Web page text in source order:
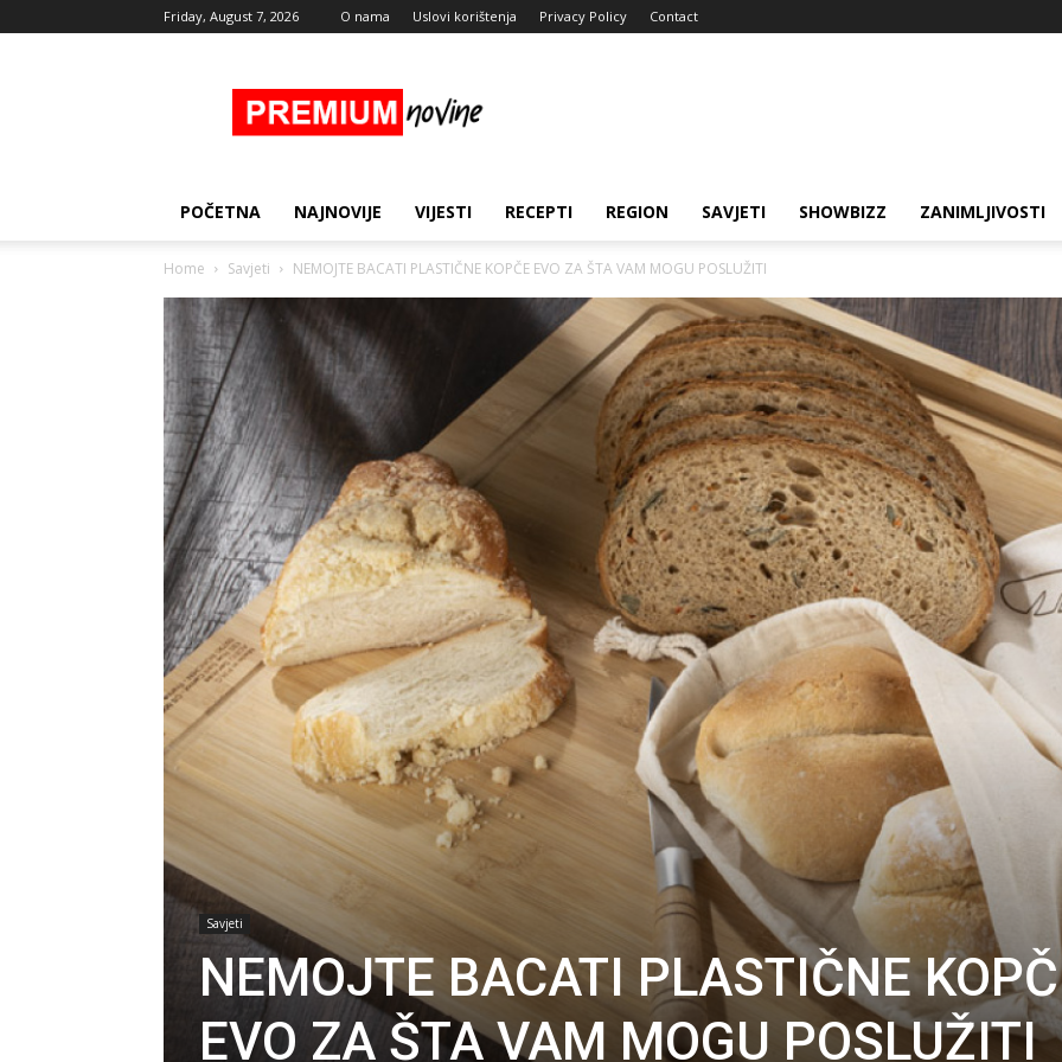
Friday, August 7, 2026 O nama Uslovi korištenja Privacy Policy Contact
Novine
POČETNA NAJNOVIJE VIJESTI RECEPTI REGION SAVJETI SHOWBIZZ ZANIMLJIVOSTI
Home Savjeti NEMOJTE BACATI PLASTIČNE KOPČE EVO ZA ŠTA VAM MOGU POSLUŽITI
Savjeti
NEMOJTE BACATI PLASTIČNE
EVO ZA ŠTA VAM MOGU POSLUŽITI